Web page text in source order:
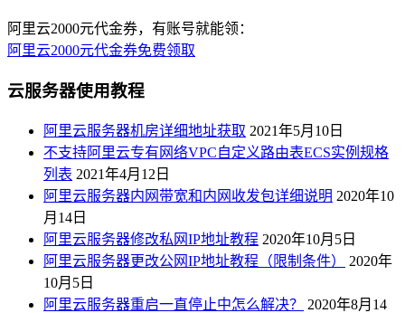
阿里云2000元代金券，有账号就能领：
阿里云2000元代金券免费领取
云服务器使用教程
阿里云服务器机房详细地址获取 2021年5月10日
不支持阿里云专有网络VPC自定义路由表ECS实例规格
列表 2021年4月12日
阿里云服务器内网带宽和内网收发包详细说明 2020年10
月14日
阿里云服务器修改私网IP地址教程 2020年10月5日
阿里云服务器更改公网IP地址教程（限制条件）
2020年
10月5日
阿里云服务器重启一直停止中怎么解决？
2020年8月14